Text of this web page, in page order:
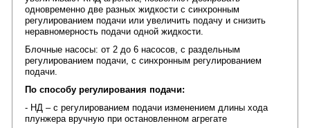
одновременно две разных жидкости с синхронным
регулированием подачи или увеличить подачу и снизить
неравномерность подачи одной жидкости.
Блочные насосы: от 2 до 6 насосов, с раздельным
регулированием подачи, с синхронным регулированием
подачи.
По способу регулирования подачи:
- НД – с регулированием подачи изменением длины хода
плунжера вручную при остановленном агрегате